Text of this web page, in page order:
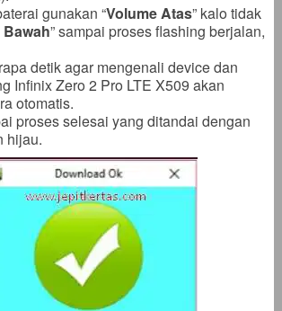
gunakan “Volume Atas” kalo tidak
” sampai proses flashing berjalan,
detik agar mengenali device dan
Infinix Zero 2 Pro LTE X509 akan
otomatis.
proses selesai yang ditandai dengan
hijau.